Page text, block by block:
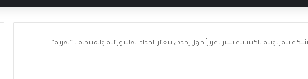
شبكة تلفزيونية باكستانية تنشر تقريراً حول إحدى شعائر الحداد العاشورائية والمسماة بـ”تعزية”